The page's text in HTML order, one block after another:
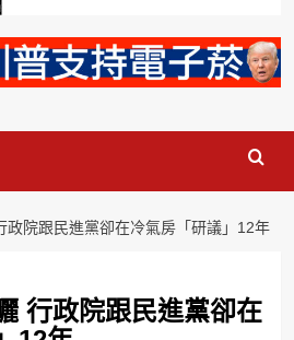
政院跟民進黨卻在冷氣房「研議」12年
行政院跟民進黨卻在